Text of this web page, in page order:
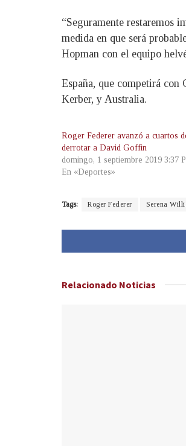
“Seguramente restaremos
medida en que será
Hopman con el equipo
España, que competirá
Kerber, y Australia.
Roger Federer avanzó a cuartos
derrotar a David Goffin
domingo, 1 septiembre 2019 3:37
En «Deportes»
Tags: Roger Federer Serena
Relacionado Noticias